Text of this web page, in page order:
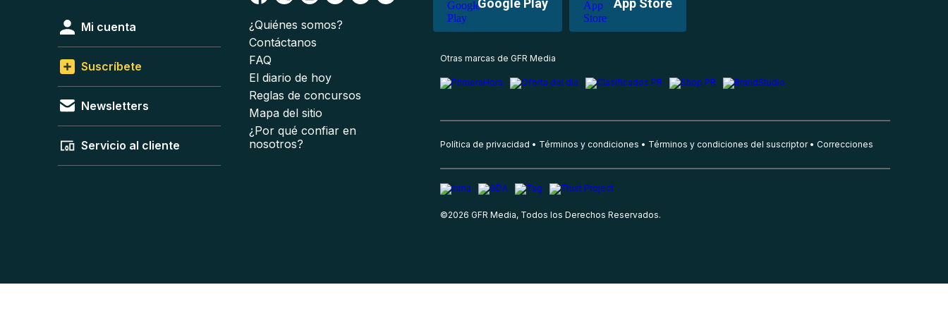
Google Play App Store
Mi cuenta
Suscríbete
Newsletters
Servicio al cliente
¿Quiénes somos?
Contáctanos
FAQ
El diario de hoy
Reglas de concursos
Mapa del sitio
¿Por qué confiar en
nosotros?
Otras marcas de GFR Media
Política de privacidad Términos y condiciones Términos y condiciones del suscriptor Correcciones
©2026 GFR Media, Todos los Derechos Reservados.